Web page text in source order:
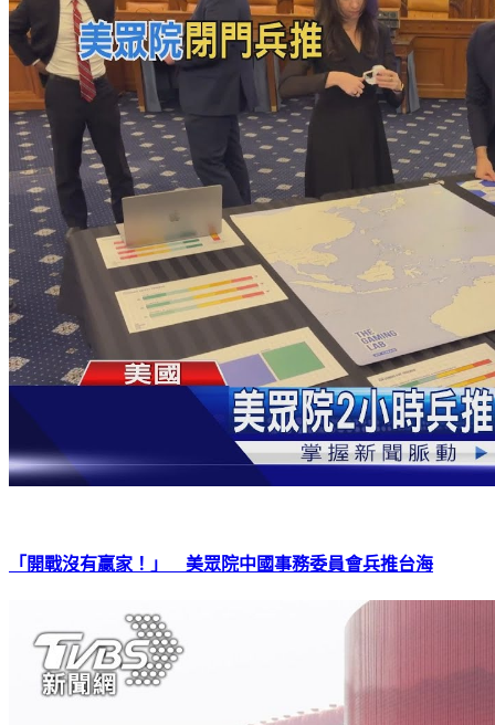
「開戰沒有贏家！」 美眾院中國事務委員會兵推台海